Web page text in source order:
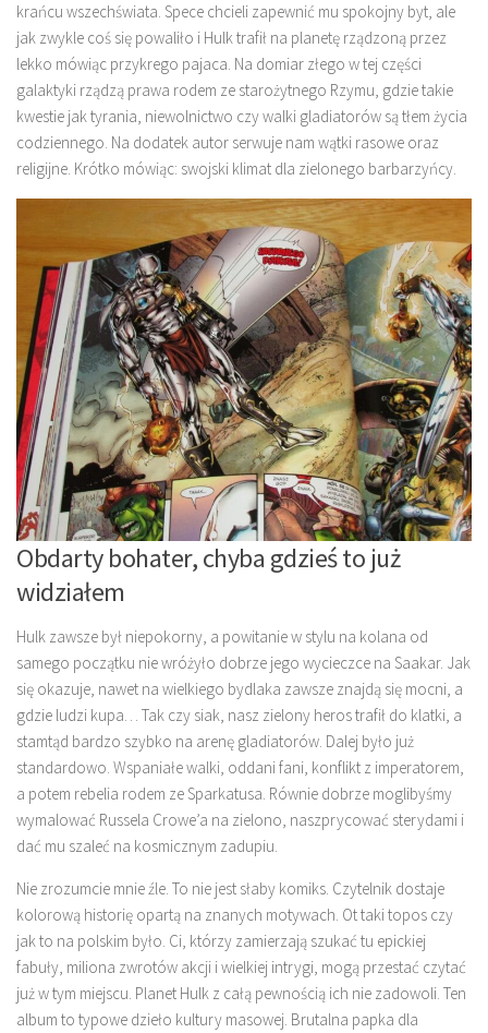
krańcu wszechświata. Spece chcieli zapewnić mu spokojny byt, ale
jak zwykle coś się powaliło i Hulk trafił na planetę rządzoną przez
lekko mówiąc przykrego pajaca. Na domiar złego w tej części
galaktyki rządzą prawa rodem ze starożytnego Rzymu, gdzie takie
kwestie jak tyrania, niewolnictwo czy walki gladiatorów są tłem życia
codziennego. Na dodatek autor serwuje nam wątki rasowe oraz
religijne. Krótko mówiąc: swojski klimat dla zielonego barbarzyńcy.
Obdarty bohater, chyba gdzieś to już
widziałem
Hulk zawsze był niepokorny, a powitanie w stylu na kolana od
samego początku nie wróżyło dobrze jego wycieczce na Saakar. Jak
się okazuje, nawet na wielkiego bydlaka zawsze znajdą się mocni, a
gdzie ludzi kupa… Tak czy siak, nasz zielony heros trafił do klatki, a
stamtąd bardzo szybko na arenę gladiatorów. Dalej było już
standardowo. Wspaniałe walki, oddani fani, konflikt z imperatorem,
a potem rebelia rodem ze Sparkatusa. Równie dobrze moglibyśmy
wymalować Russela Crowe’a na zielono, naszprycować sterydami i
dać mu szaleć na kosmicznym zadupiu.
Nie zrozumcie mnie źle. To nie jest słaby komiks. Czytelnik dostaje
kolorową historię opartą na znanych motywach. Ot taki topos czy
jak to na polskim było. Ci, którzy zamierzają szukać tu epickiej
fabuły, miliona zwrotów akcji i wielkiej intrygi, mogą przestać czytać
już w tym miejscu. Planet Hulk z całą pewnością ich nie zadowoli. Ten
album to typowe dzieło kultury masowej. Brutalna papka dla